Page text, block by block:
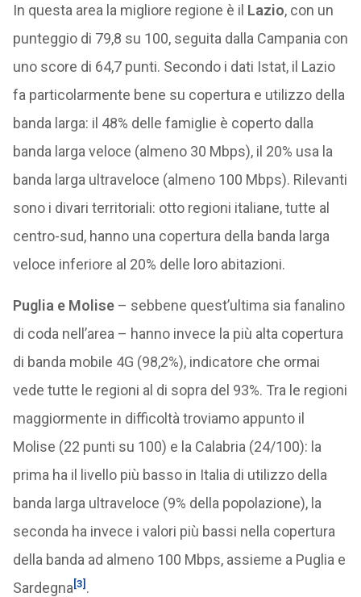
In questa area la migliore regione è il Lazio, con un
punteggio di 79,8 su 100, seguita dalla Campania con
uno score di 64,7 punti. Secondo i dati Istat, il Lazio
fa particolarmente bene su copertura e utilizzo della
banda larga: il 48% delle famiglie è coperto dalla
banda larga veloce (almeno 30 Mbps), il 20% usa la
banda larga ultraveloce (almeno 100 Mbps). Rilevanti
sono i divari territoriali: otto regioni italiane, tutte al
centro-sud, hanno una copertura della banda larga
veloce inferiore al 20% delle loro abitazioni.
Puglia e Molise– sebbene quest’ultima sia fanalino
di coda nell’area – hanno invece la più alta copertura
di banda mobile 4G (98,2%), indicatore che ormai
vede tutte le regioni al di sopra del 93%. Tra le regioni
maggiormente in difficoltà troviamo appunto il
Molise (22 punti su 100) e la Calabria (24/100): la
prima ha il livello più basso in Italia di utilizzo della
banda larga ultraveloce (9% della popolazione), la
seconda ha invece i valori più bassi nella copertura
della banda ad almeno 100 Mbps, assieme a Puglia e
Sardegna[3] .